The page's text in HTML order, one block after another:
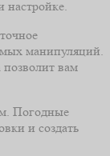
настройке.
манипуляций.
вам
Погодные
и создать